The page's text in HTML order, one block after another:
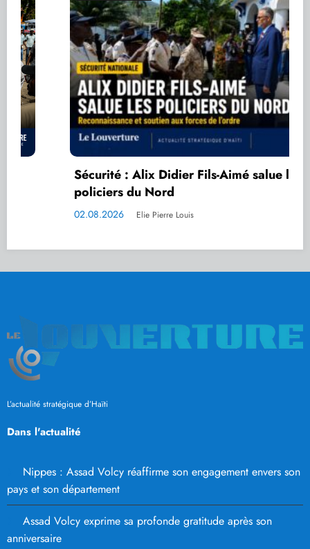
Sécurité : Alix Didier Fils-Aimé salue les
policiers du Nord
02.08.2026 Elie Pierre Louis
L’actualité stratégique d’Haïti
Dans l'actualité
Nippes : Assad Volcy réaffirme son engagement envers son
pays et son département
Assad Volcy exprime sa profonde gratitude après son
anniversaire